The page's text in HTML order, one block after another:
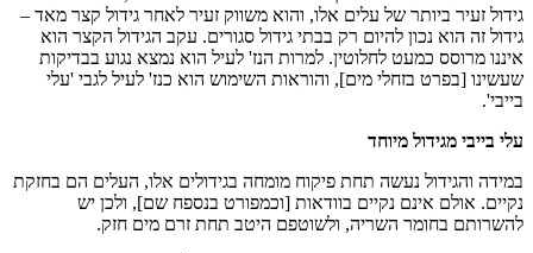
גידול זעיר ביותר של עלים אלו, והוא משווק זעיר לאחר גידול קצר מאד –
גידול זה הוא נכון להיום רק בבתי גידול סגורים. עקב הגידול הקצר הוא
איננו מרוסס כמעט לחלוטין. למרות הנז' לעיל הוא נמצא נגוע בבדיקות
שעשינו [בפרט בזחלי מים], והוראות השימוש הוא כנז' לעיל לגבי 'עלי
בייבי'.
עלי בייבי מגידול מיוחד
במידה והגידול נעשה תחת פיקוח מומחה בגידולים אלו, העלים הם בחזקת
נקיים. אולם אינם נקיים בוודאות [וכמפורט בנספח שם], ולכן יש
להשרותם בחומר השריה, ולשוטפם היטב תחת זרם מים חזק.